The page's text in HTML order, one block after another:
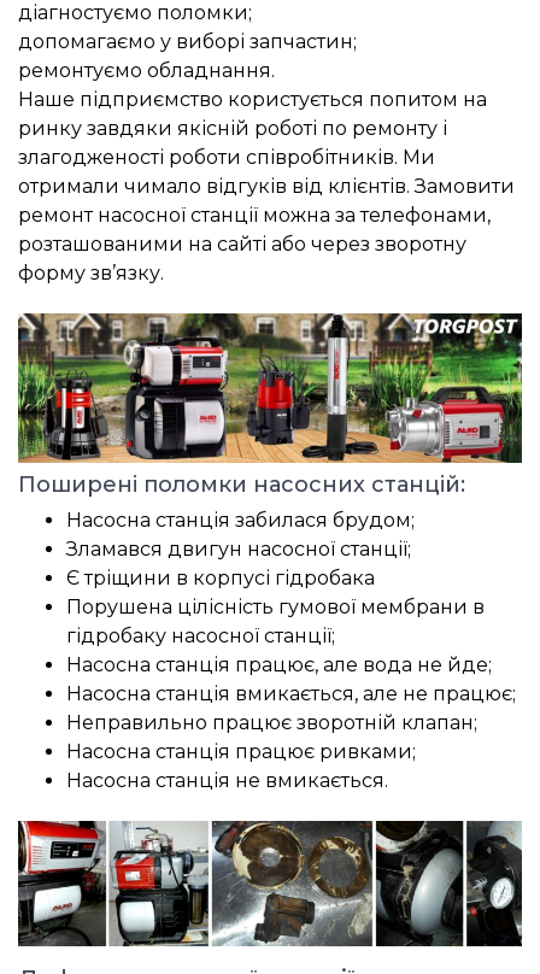
діагностуємо поломки;
допомагаємо у виборі запчастин;
ремонтуємо обладнання.
Наше підприємство користується попитом на
ринку завдяки якісній роботі по ремонту і
злагодженості роботи співробітників. Ми
отримали чимало відгуків від клієнтів. Замовити
ремонт насосної станції можна за телефонами,
розташованими на сайті або через зворотну
форму зв’язку.
Поширені поломки насосних станцій:
Насосна станція забилася брудом;
Зламався двигун насосної станції;
Є тріщини в корпусі гідробака
Порушена цілісність гумової мембрани в
гідробаку насосної станції;
Насосна станція працює, але вода не йде;
Насосна станція вмикається, але не працює;
Неправильно працює зворотній клапан;
Насосна станція працює ривками;
Насосна станція не вмикається.